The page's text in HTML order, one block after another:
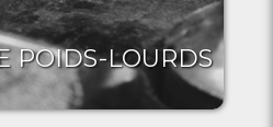
POIDS-LOURDS